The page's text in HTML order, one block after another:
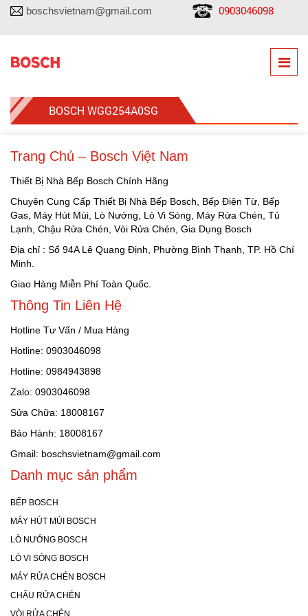
boschsvietnam@gmail.com 0903046098
BOSCH WGG254A0SG
Trang Chủ – Bosch Việt Nam
Thiết Bị Nhà Bếp Bosch Chính Hãng
Chuyên Cung Cấp Thiết Bị Nhà Bếp Bosch, Bếp Điện Từ, Bếp
Gas, Máy Hút Mùi, Lò Nướng, Lò Vi Sóng, Máy Rửa Chén, Tủ
Lạnh, Chậu Rửa Chén, Vòi Rửa Chén, Gia Dụng Bosch
Địa chỉ : Số 94A Lê Quang Định, Phường Bình Thạnh, TP. Hồ Chí
Minh.
Giao Hàng Miễn Phí Toàn Quốc.
Thông Tin Liên Hệ
Hotline Tư Vấn / Mua Hàng
Hotline: 0903046098
Hotline: 0984943898
Zalo: 0903046098
Sửa Chữa: 18008167
Bảo Hành: 18008167
Gmail: boschsvietnam@gmail.com
Danh mục sản phẩm
BẾP BOSCH
MÁY HÚT MÙI BOSCH
LÒ NƯỚNG BOSCH
LÒ VI SÓNG BOSCH
MÁY RỬA CHÉN BOSCH
CHẬU RỬA CHÉN
VÒI RỬA CHÉN